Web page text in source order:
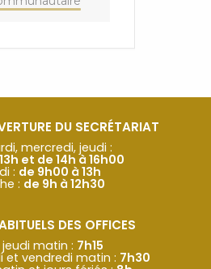
DU SECRÉTARIAT
mercredi, jeudi :
et de 14h à 16h00
: de 9h00 à 13h
: de 9h à 12h30
DES OFFICES
matin : 7h15
et vendredi matin : 7h30